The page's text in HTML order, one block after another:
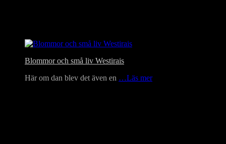
Blommor och små liv Westirais
Här om dan blev det även en …Läs mer